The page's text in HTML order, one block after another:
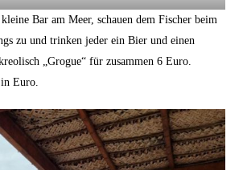
Bar am Meer, schauen dem Fischer beim
zu und trinken jeder ein Bier und einen
„Grogue“ für zusammen 6 Euro.
Euro.